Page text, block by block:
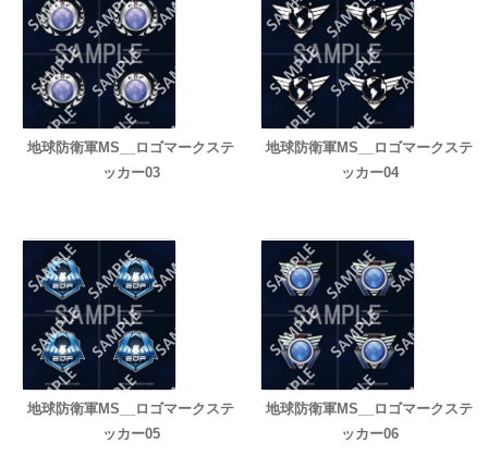
地球防衛軍MS__ロゴマークステ
ッカー03
地球防衛軍MS__ロゴマークステ
ッカー04
地球防衛軍MS__ロゴマークステ
ッカー05
地球防衛軍MS__ロゴマークステ
ッカー06